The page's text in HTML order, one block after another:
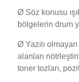
Ø Söz konusu
bölgelerin drum
Ø Yazılı
alanları
toner tozları,